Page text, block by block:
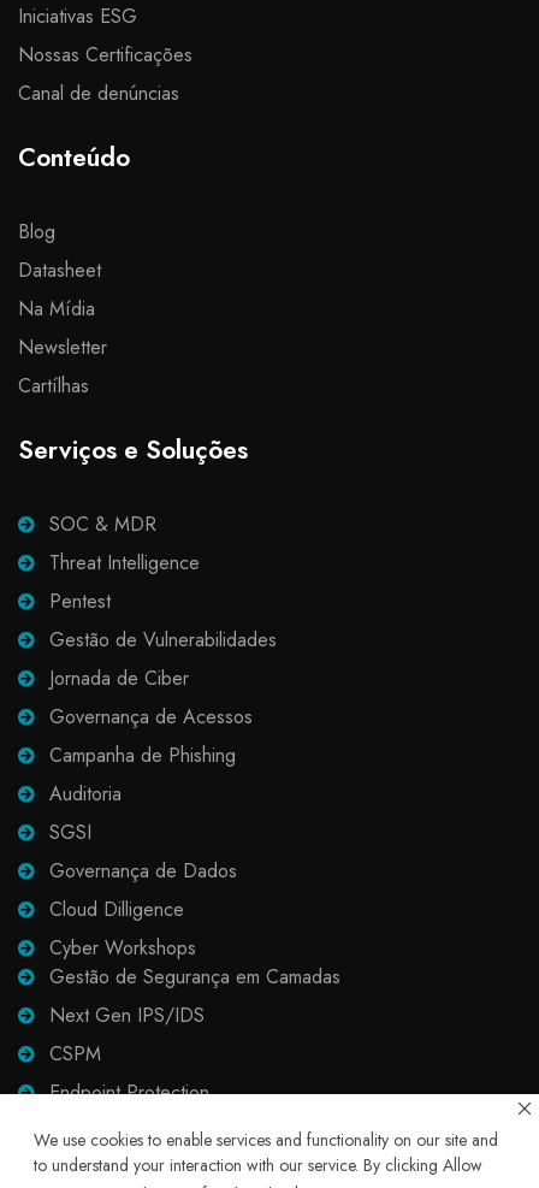
We use cookies to enable services and functionality on our site and
to understand your interaction with our service. By clicking Allow
Iniciativas ESG
Nossas Certificações
Canal de denúncias
Conteúdo
Blog
Datasheet
Na Mídia
Newsletter
Cartílhas
Serviços e Soluções
SOC & MDR
Threat Intelligence
Pentest
Gestão de Vulnerabilidades
Jornada de Ciber
Governança de Acessos
Campanha de Phishing
Auditoria
SGSI
Governança de Dados
Cloud Dilligence
Cyber Workshops
Gestão de Segurança em Camadas
Next Gen IPS/IDS
CSPM
Endpoint Protection
Email Protection
Proxy